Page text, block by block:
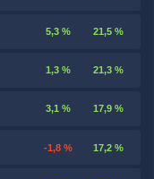
5,3 % 21,5 %
1,3 % 21,3 %
3,1 % 17,9 %
-1,8 % 17,2 %